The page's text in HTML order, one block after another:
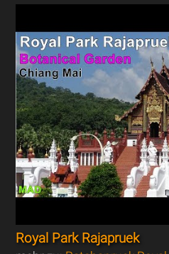
Royal Park Rajapruek